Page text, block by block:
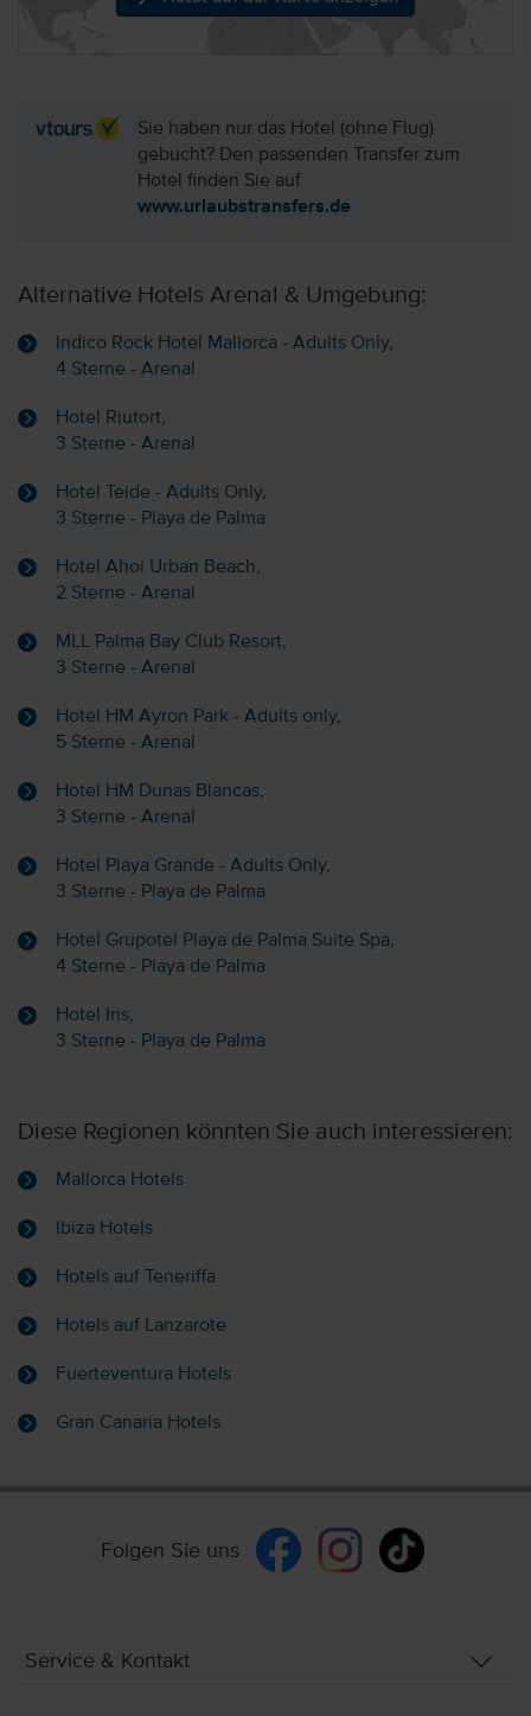
Sie haben nur das Hotel (ohne Flug)
gebucht? Den passenden Transfer zum
Hotel finden Sie auf
www.urlaubstransfers.de
Alternative Hotels Arenal & Umgebung:
Indico Rock Hotel Mallorca - Adults Only,
4 Sterne - Arenal
Hotel Riutort,
3 Sterne - Arenal
Hotel Teide - Adults Only,
3 Sterne - Playa de Palma
Hotel Ahoi Urban Beach,
2 Sterne - Arenal
MLL Palma Bay Club Resort,
3 Sterne - Arenal
Hotel HM Ayron Park - Adults only,
5 Sterne - Arenal
Hotel HM Dunas Blancas,
3 Sterne - Arenal
Hotel Playa Grande - Adults Only,
3 Sterne - Playa de Palma
Hotel Grupotel Playa de Palma Suite Spa,
4 Sterne - Playa de Palma
Hotel Iris,
3 Sterne - Playa de Palma
Diese Regionen könnten Sie auch interessieren:
Mallorca Hotels
Ibiza Hotels
Hotels auf Teneriffa
Hotels auf Lanzarote
Fuerteventura Hotels
Gran Canaria Hotels
Folgen Sie uns
Service & Kontakt